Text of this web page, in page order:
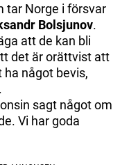
tar Norge i försvar
Bolsjunov.
att de kan bli
det är orättvist att
något bevis,
sagt något om
Vi har goda